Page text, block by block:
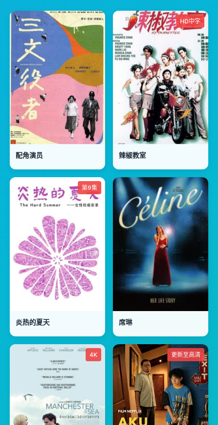
配角演员
HD中字
辣椒教室
第9集
炎热的夏天 席琳
4K 更新至高清